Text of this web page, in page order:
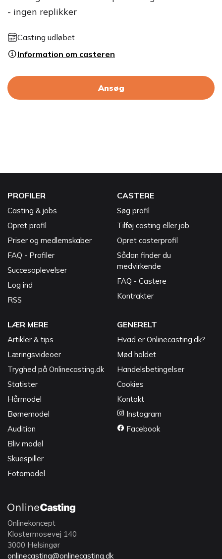
- ingen replikker
Casting udløbet
Information om casteren
Ansøg
PROFILER
Casting & jobs
Opret profil
Priser og medlemskaber
FAQ - Profiler
Succesoplevelser
Log ind
RSS
CASTERE
Søg profil
Tilføj casting eller job
Opret casterprofil
Sådan finder du
medvirkende
FAQ - Castere
Kontrakter
LÆR MERE
Artikler & tips
Læringsvideoer
Tryghed på Onlinecasting.dk
Statister
Hårmodel
Børnemodel
Audition
Bliv model
Skuespiller
Fotomodel
GENERELT
Hvad er Onlinecasting.dk?
Mød holdet
Handelsbetingelser
Cookies
Kontakt
Instagram
Facebook
Onlinekoncept
Klostermosevej 140
3000 Helsingør
onlinecasting@onlinecasting.dk